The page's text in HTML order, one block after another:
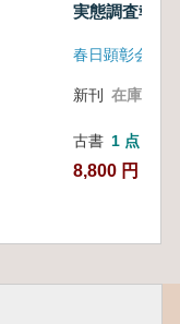
実態調査報告
報告書
春日顕彰会
新刊 在庫なし
古書 1 点
8,800 円